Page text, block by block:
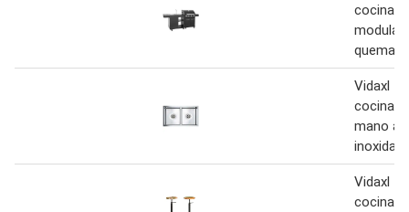
cocina
modular
Vidaxl
cocina
mano
Vidaxl
cocina 2